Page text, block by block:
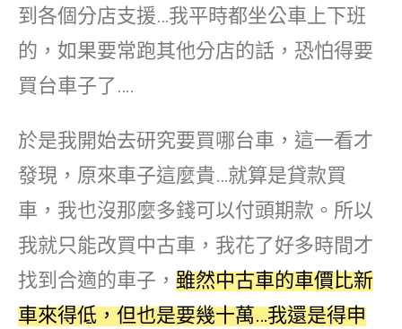
到各個分店支援…我平時都坐公車上下班
的，如果要常跑其他分店的話，恐怕得要
買台車子了….
於是我開始去研究要買哪台車，這一看才
發現，原來車子這麼貴…就算是貸款買
車，我也沒那麼多錢可以付頭期款。所以
我就只能改買中古車，我花了好多時間才
找到合適的車子， 雖然中古車的車價比新
車來得低，但也是要幾十萬…我還是得申